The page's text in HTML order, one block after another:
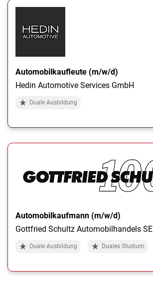
Automobilkaufleute (m/w/d)
Hedin Automotive Services GmbH
Duale Ausbildung
Automobilkaufmann (m/w/d)
Gottfried Schultz Automobilhandels SE
Duale Ausbildung Duales Studium